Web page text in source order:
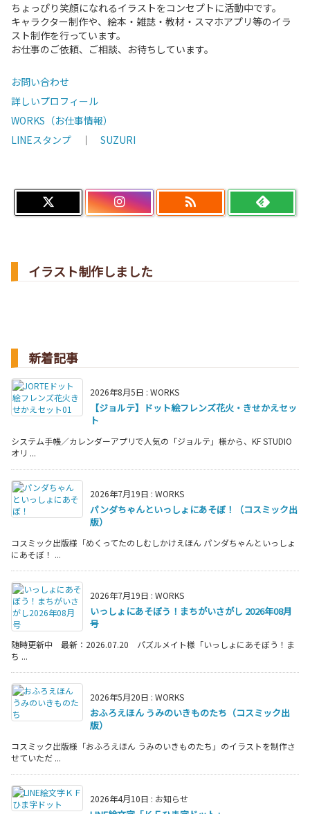
ちょっぴり笑顔になれるイラストをコンセプトに活動中です。
キャラクター制作や、絵本・雑誌・教材・スマホアプリ等のイラ
スト制作を行っています。
お仕事のご依頼、ご相談、お待ちしています。
お問い合わせ
詳しいプロフィール
WORKS（お仕事情報）
LINEスタンプ ｜ SUZURI

イラスト制作しました
新着記事
2026年8月5日 : WORKS
【ジョルテ】ドット絵フレンズ花火・きせかえセッ
ト
システム手帳／カレンダーアプリで人気の「ジョルテ」様から、KF STUDIO
オリ ...
2026年7月19日 : WORKS
パンダちゃんといっしょにあそぼ！（コスミック出
版）
コスミック出版様「めくってたのしむしかけえほん パンダちゃんといっしょ
にあそぼ！ ...
2026年7月19日 : WORKS
いっしょにあそぼう！まちがいさがし 2026年08月
号
随時更新中 最新：2026.07.20 パズルメイト様「いっしょにあそぼう！ま
ち ...
2026年5月20日 : WORKS
おふろえほん うみのいきものたち（コスミック出
版）
コスミック出版様「おふろえほん うみのいきものたち」のイラストを制作さ
せていただ ...
2026年4月10日 : お知らせ